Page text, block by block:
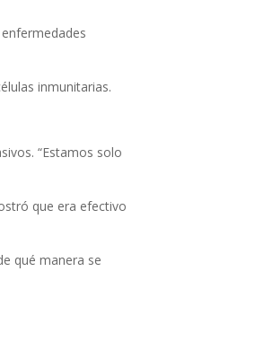
inmunitarias.
“Estamos solo
que era efectivo
qué manera se